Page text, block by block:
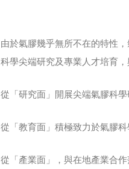
由於氣膠幾乎無所不在的特性
科學尖端研究及專業人才培育
從「研究面」開展尖端氣膠科
從「教育面」積極致力於氣膠
從「產業面」，與在地產業合